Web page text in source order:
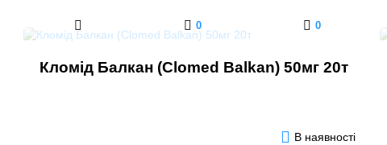
0 0
Кломід Балкан (Clomed Balkan) 50мг 20т
В наявності